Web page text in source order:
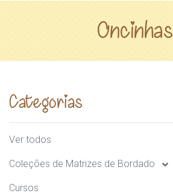
Oncinhas
Categorias
Ver todos
Coleções de Matrizes de Bordado
Cursos